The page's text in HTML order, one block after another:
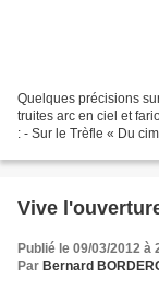
Quelques précisions
truites arc en ciel et
: - Sur le Trèfle « Du
Vive
Publié le 09/03/2012 à
Par Bernard